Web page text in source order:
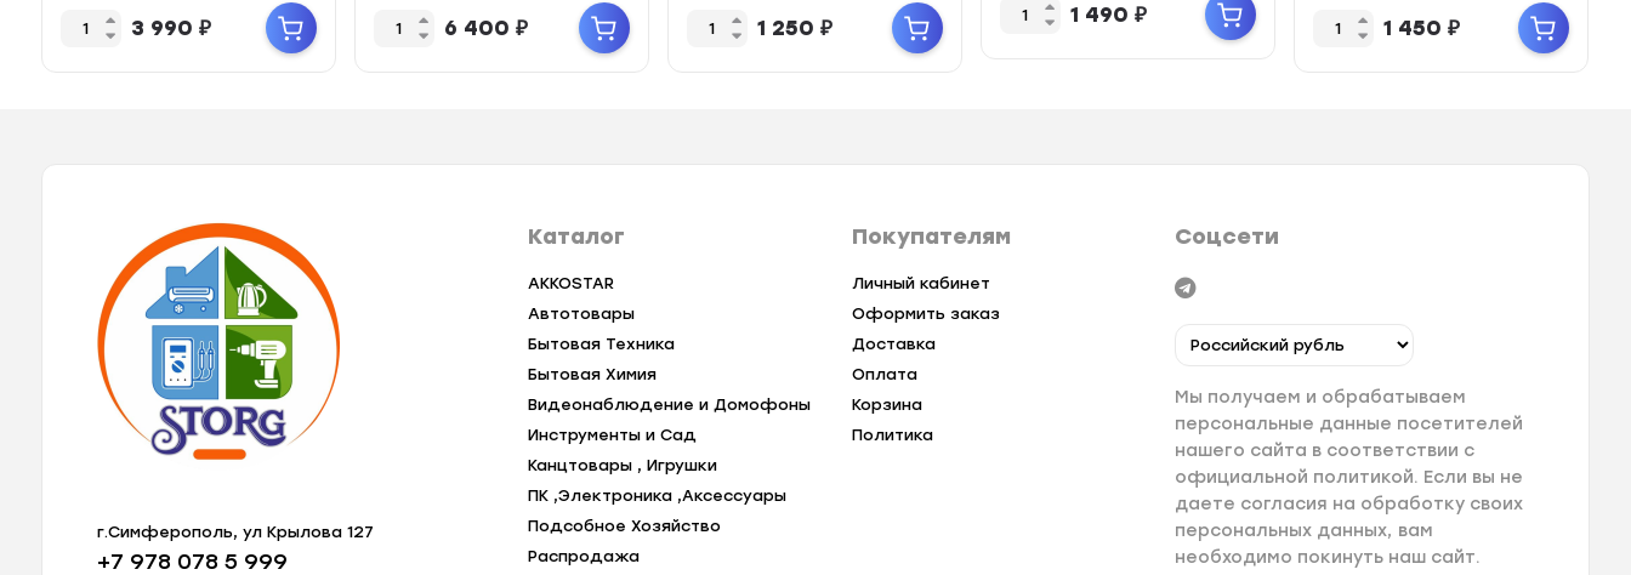
3 990 ₽ 6 400 ₽ 1 250 ₽
1 490 ₽
1 450 ₽
г.Симферополь, ул Крылова 127
+7 978 078 5 999
Каталог
AKKOSTAR
Автотовары
Бытовая Техника
Бытовая Химия
Видеонаблюдение и Домофоны
Инструменты и Сад
Канцтовары , Игрушки
ПК ,Электроника ,Аксессуары
Подсобное Хозяйство
Распродажа
Покупателям
Личный кабинет
Оформить заказ
Доставка
Оплата
Корзина
Политика
Соцсети
Мы получаем и обрабатываем
персональные данные посетителей
нашего сайта в соответствии с
официальной политикой. Если вы не
даете согласия на обработку своих
персональных данных, вам
необходимо покинуть наш сайт.